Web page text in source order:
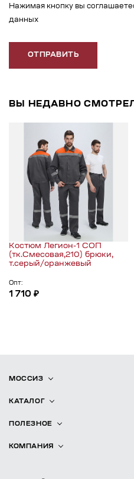
Нажимая кнопку вы
данных
ОТПРАВИТЬ
ВЫ НЕДАВНО
Костюм Легион-1 СОП
(тк.Смесовая,210) брюки,
т.серый/оранжевый
Опт:
1 710 ₽
МОССИЗ
КАТАЛОГ
ПОЛЕЗНОЕ
КОМПАНИЯ